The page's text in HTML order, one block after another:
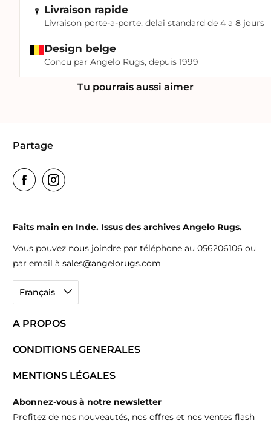
Livraison rapide
Livraison porte-a-porte, delai standard de 4 a 8 jours
Design belge
Concu par Angelo Rugs, depuis 1999
Tu pourrais aussi aimer
Partage
Faits main en Inde. Issus des archives Angelo Rugs.
Vous pouvez nous joindre par téléphone au 056206106 ou
par email àsales@angelorugs.com
Français
A PROPOS
CONDITIONS GENERALES
MENTIONS LÉGALES
Abonnez-vous à notre newsletter
Profitez de nos nouveautés, nos offres et nos ventes flash